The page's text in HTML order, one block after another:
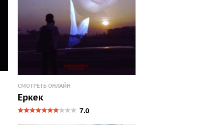
СМОТРЕТЬ ОНЛАЙН
Еркек
7.0